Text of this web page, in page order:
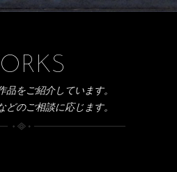
品をご紹介しています。
どのご相談に応じます。